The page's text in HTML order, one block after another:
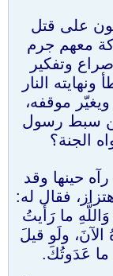
على قتل
معهم جرم
وتفكير
النار
موقفه،
عن سبط رسول
الجنة؟
حينها وقد
فقال له:
ما رَأَيتُ
ولَو قيلَ
عَدَوتُكَ.